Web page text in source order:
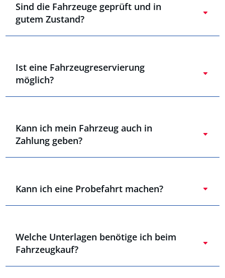
Sind die Fahrzeuge geprüft und in
gutem Zustand?
Ist eine Fahrzeugreservierung
möglich?
Kann ich mein Fahrzeug auch in
Zahlung geben?
Kann ich eine Probefahrt machen?
Welche Unterlagen benötige ich beim
Fahrzeugkauf?